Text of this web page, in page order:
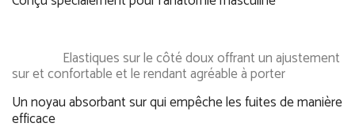
Elastiques sur le côté doux offrant un ajustement
sur et confortable et le rendant agréable à porter
Un noyau absorbant sur qui empêche les fuites de manière
efficace